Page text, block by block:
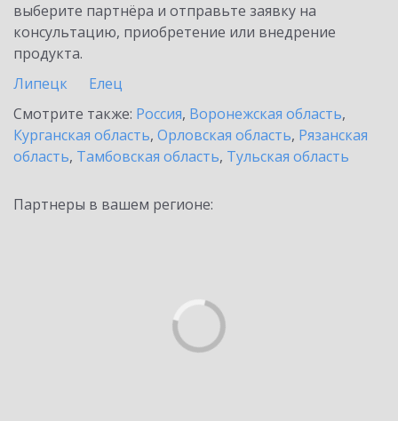
выберите партнёра и отправьте заявку на
консультацию, приобретение или внедрение
продукта.
Липецк
Елец
Смотрите также: Россия, Воронежская область,
Курганская область, Орловская область, Рязанская
область, Тамбовская область, Тульская область
Партнеры в вашем регионе: